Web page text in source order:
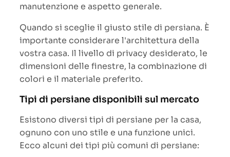
manutenzione e aspetto generale.
Quando si sceglie il giusto stile di persiana. È
importante considerare l'architettura della
vostra casa. Il livello di privacy desiderato, le
dimensioni delle finestre, la combinazione di
colori e il materiale preferito.
Tipi di persiane disponibili sul mercato
Esistono diversi tipi di persiane per la casa,
ognuno con uno stile e una funzione unici.
Ecco alcuni dei tipi più comuni di persiane: